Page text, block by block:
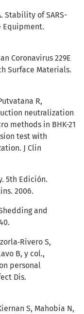
Stability of SARS-
Equipment.
Coronavirus 229E
Surface Materials.
R,
neutralization
methods in BHK-21
test with
J Clin
5th Edición.
2006.
and
S,
B, y col.,
personal
Dis.
S, Mahobia N,